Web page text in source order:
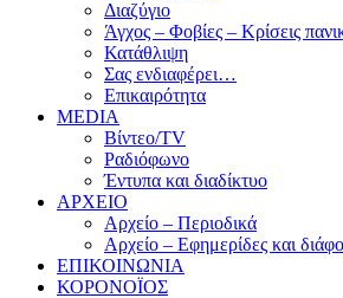
Διαζύγιο
Άγχος – Φοβίες – Κρίσεις
Κατάθλιψη
Σας ενδιαφέρει…
Επικαιρότητα
MEDIA
Βίντεο/TV
Ραδιόφωνο
Έντυπα και διαδίκτυο
ΑΡΧΕΙΟ
Αρχείο – Περιοδικά
Αρχείο – Εφημερίδες και
ΕΠΙΚΟΙΝΩΝΙΑ
ΚΟΡΟΝΟΪΟΣ